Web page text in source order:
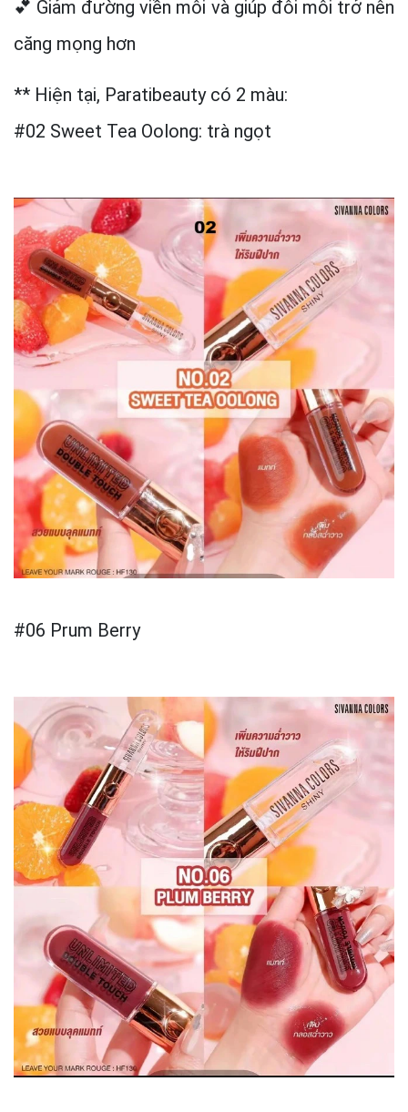
💕 Giảm đường viền môi và giúp đôi môi trở nên
căng mọng hơn
** Hiện tại, Paratibeauty có 2 màu:
#02 Sweet Tea Oolong: trà ngọt
#06 Prum Berry